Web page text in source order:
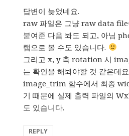
답변이 늦었네요.
raw 파일은 그냥 raw data file
붙여준 다음 봐도 되고, 아님
램으로 볼 수도 있습니다.
그리고 x, y 축 rotation 시
는 확인을 해봐야할 것 같은데
image_trim 함수에서 최종
기 때문에 실제 출력 파일의
도 있습니다.
REPLY